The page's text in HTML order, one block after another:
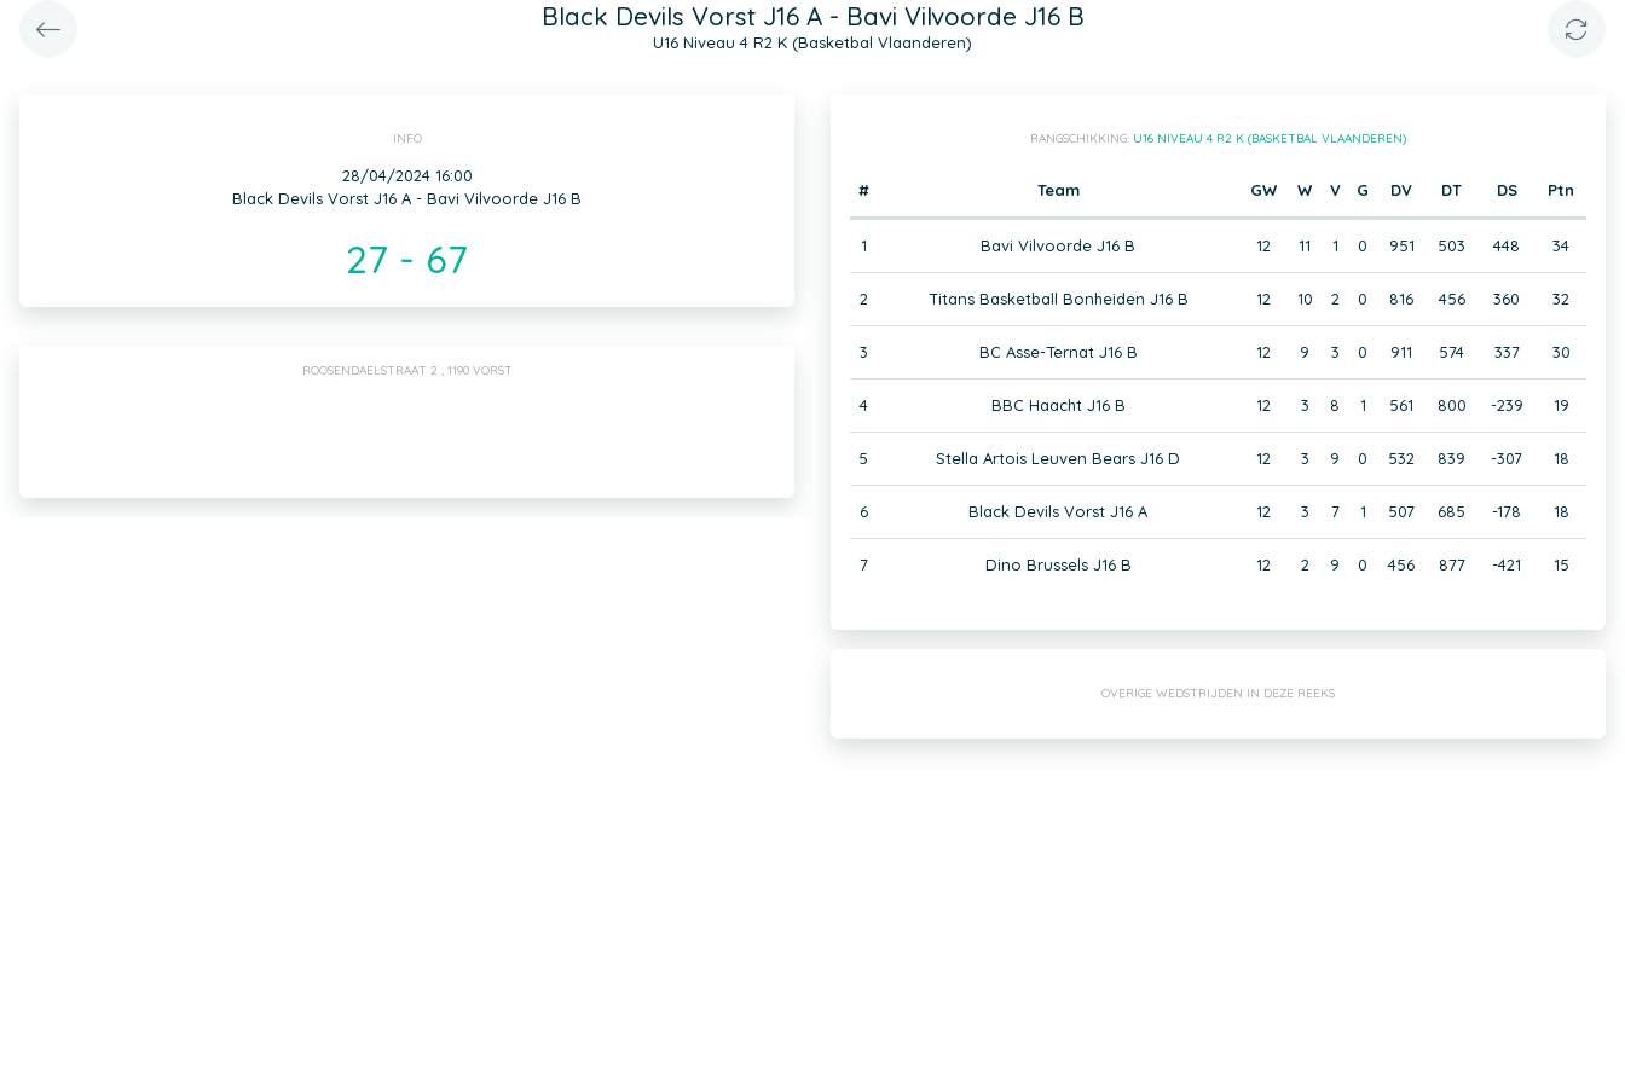
Black Devils Vorst J16 A - Bavi Vilvoorde J16 B
U16 Niveau 4 R2 K (Basketbal Vlaanderen)
INFO
28/04/2024 16:00
Black Devils Vorst J16 A - Bavi Vilvoorde J16 B
27 - 67
ROOSENDAELSTRAAT 2 , 1190 VORST
RANGSCHIKKING: U16 NIVEAU 4 R2 K (BASKETBAL VLAANDEREN)
# Team GW W V G DV DT DS Ptn
1 Bavi Vilvoorde J16 B 12 11 1 0 951 503 448 34
2 Titans Basketball Bonheiden J16 B 12 10 2 0 816 456 360 32
3 BC Asse-Ternat J16 B 12 9 3 0 911 574 337 30
4 BBC Haacht J16 B 12 3 8 1 561 800 -239 19
5 Stella Artois Leuven Bears J16 D 12 3 9 0 532 839 -307 18
6 Black Devils Vorst J16 A 12 3 7 1 507 685 -178 18
7 Dino Brussels J16 B 12 2 9 0 456 877 -421 15
OVERIGE WEDSTRIJDEN IN DEZE REEKS